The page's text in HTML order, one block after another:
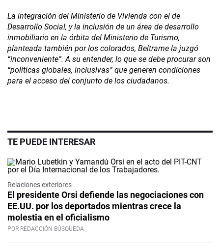
La integración del Ministerio de Vivienda con el de
Desarrollo Social, y la inclusión de un área de desarrollo
inmobiliario en la órbita del Ministerio de Turismo,
planteada también por los colorados, Beltrame la juzgó
“inconveniente”. A su entender, lo que se debe procurar son
“políticas globales, inclusivas” que generen condiciones
para el acceso del conjunto de los ciudadanos.
TE PUEDE INTERESAR
Relaciones exteriores
El presidente Orsi defiende las negociaciones con
EE.UU. por los deportados mientras crece la
molestia en el oficialismo
POR REDACCIÓN BÚSQUEDA